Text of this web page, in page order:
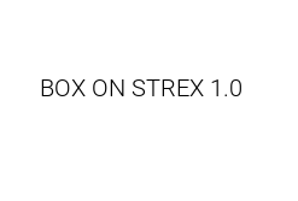
BOX ON STREX 1.0